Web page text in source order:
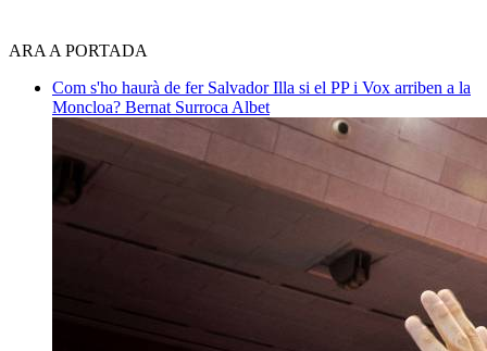
ARA A PORTADA
Com s'ho haurà de fer Salvador Illa si el PP i Vox arriben a la
Moncloa? Bernat Surroca Albet